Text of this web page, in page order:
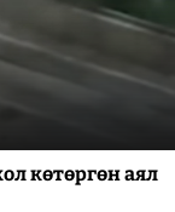
көтөргөн аял